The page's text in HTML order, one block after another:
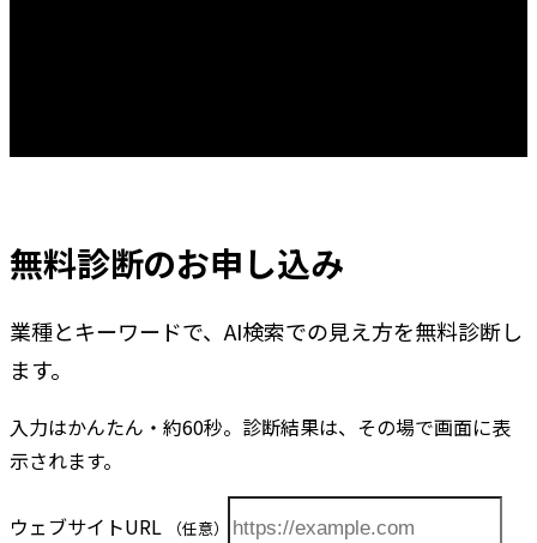
無料診断のお申し込み
業種とキーワードで、AI検索での見え方を無料診断し
ます。
入力はかんたん・約60秒。診断結果は、その場で画面に表
示されます。
ウェブサイトURL （任意）